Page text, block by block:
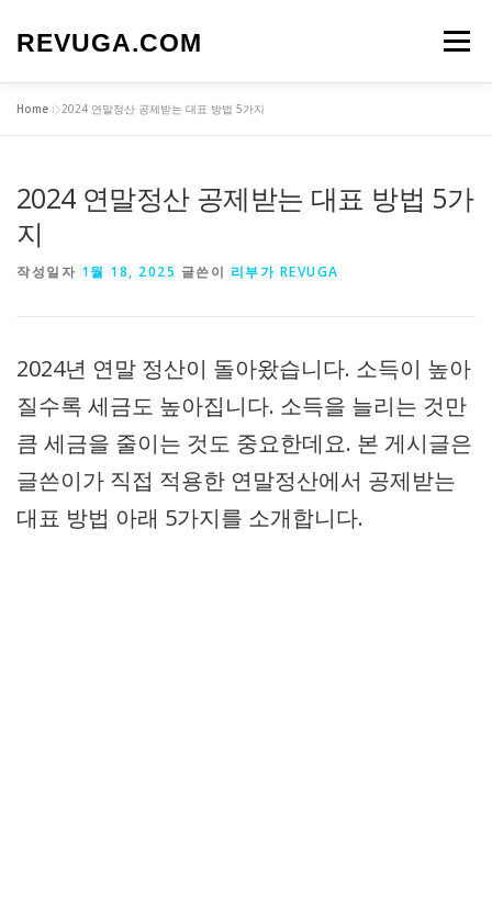
REVUGA.COM 메뉴
Home »2024 연말정산 공제받는 대표 방법 5가지
2024 연말정산 공제받는 대표 방법 5가
지
작성일자 1월 18, 2025 글쓴이 리부가 REVUGA
2024년 연말 정산이 돌아왔습니다. 소득이 높아
질수록 세금도 높아집니다. 소득을 늘리는 것만
큼 세금을 줄이는 것도 중요한데요. 본 게시글은
글쓴이가 직접 적용한 연말정산에서 공제받는
대표 방법 아래 5가지를 소개합니다.